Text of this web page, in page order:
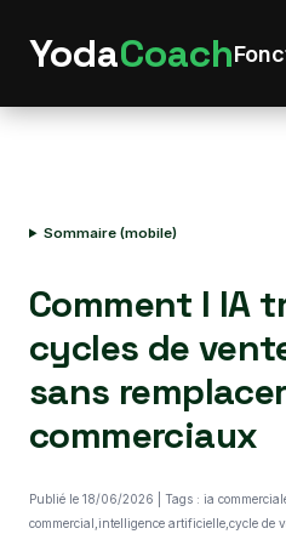
YodaCoach
Sommaire (mobile)
Comment l IA
cycles de
sans
commerciaux
Publié le 18/06/2026 | Tags : ia
commercial,intelligence artificielle,cycle de